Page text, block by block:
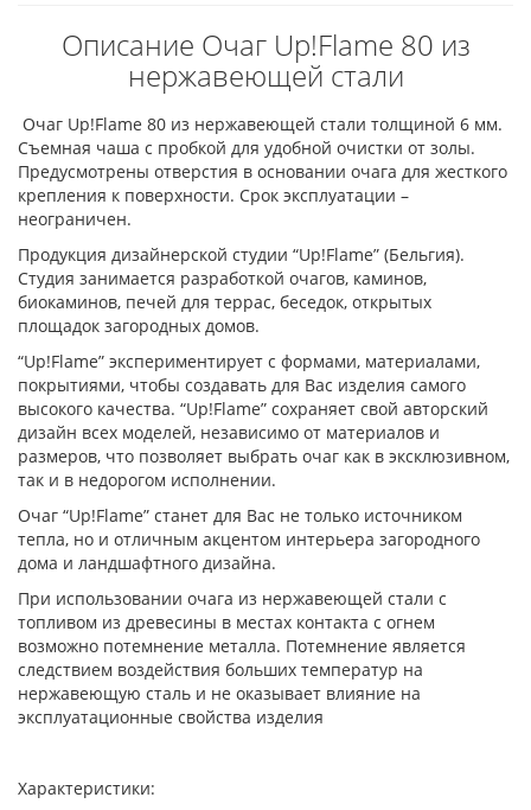
Описание Очаг Up!Flame 80 из
нержавеющей стали
Очаг Up!Flame 80 из нержавеющей стали толщиной 6 мм.
Съемная чаша с пробкой для удобной очистки от золы.
Предусмотрены отверстия в основании очага для жесткого
крепления к поверхности. Срок эксплуатации –
неограничен.
Продукция дизайнерской студии “Up!Flame” (Бельгия).
Студия занимается разработкой очагов, каминов,
биокаминов, печей для террас, беседок, открытых
площадок загородных домов.
“Up!Flame” экспериментирует с формами, материалами,
покрытиями, чтобы создавать для Вас изделия самого
высокого качества. “Up!Flame” сохраняет свой авторский
дизайн всех моделей, независимо от материалов и
размеров, что позволяет выбрать очаг как в эксклюзивном,
так и в недорогом исполнении.
Очаг “Up!Flame” станет для Вас не только источником
тепла, но и отличным акцентом интерьера загородного
дома и ландшафтного дизайна.
При использовании очага из нержавеющей стали с
топливом из древесины в местах контакта с огнем
возможно потемнение металла. Потемнение является
следствием воздействия больших температур на
нержавеющую сталь и не оказывает влияние на
эксплуатационные свойства изделия
Характеристики: